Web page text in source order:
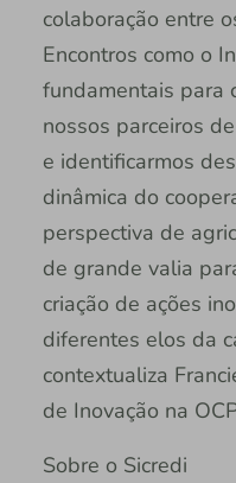
colaboração entre
Encontros como o
fundamentais para
nossos parceiros
e identificarmos
dinâmica do
perspectiva de
de grande valia
criação de ações
diferentes elos da
contextualiza
de Inovação na
Sobre o Sicredi